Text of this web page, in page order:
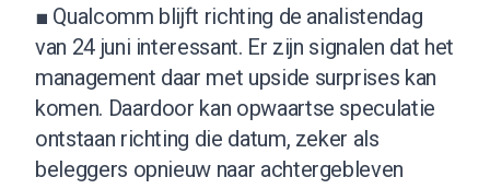
■ Qualcomm blijft richting de analistendag
van 24 juni interessant. Er zijn signalen dat het
management daar met upside surprises kan
komen. Daardoor kan opwaartse speculatie
ontstaan richting die datum, zeker als
beleggers opnieuw naar achtergebleven